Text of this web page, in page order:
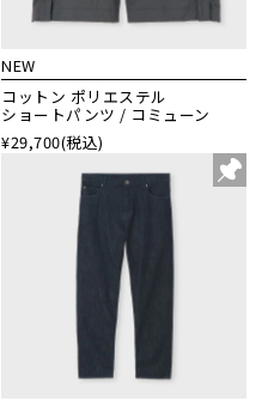
NEW
コットン ポリエステル
ショートパンツ / コミューン
¥29,700(税込)